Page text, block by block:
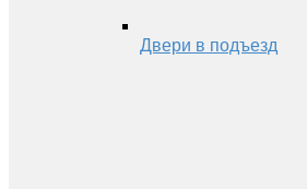
Двери в подъезд